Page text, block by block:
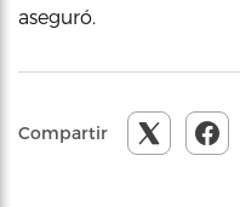
aseguró.
Compartir